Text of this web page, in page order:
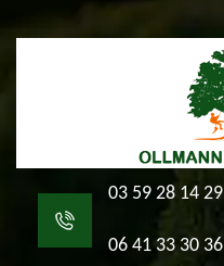
03 59 28 14 29
06 41 33 30 36